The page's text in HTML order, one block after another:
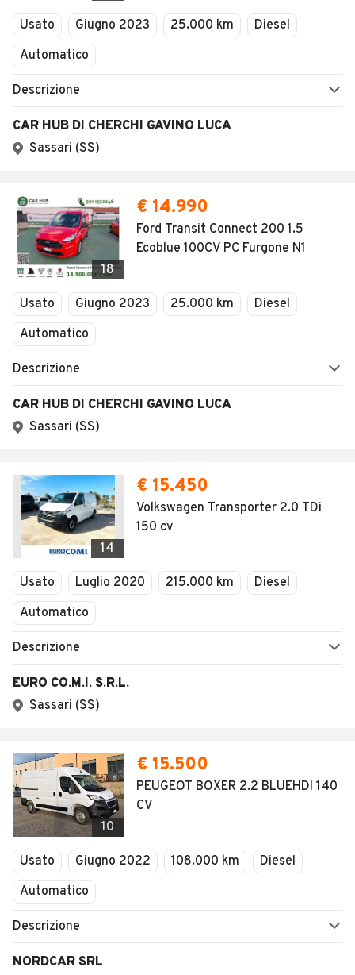
Usato Giugno 2023 25.000 km
Diesel
Automatico
Descrizione
CAR HUB DI CHERCHI GAVINO LUCA
Sassari (SS)
18
€ 14.990
Ford Transit Connect 200 1.5
Ecoblue 100CV PC Furgone N1
Usato Giugno 2023 25.000 km
Diesel
Automatico
Descrizione
CAR HUB DI CHERCHI GAVINO LUCA
Sassari (SS)
14
€ 15.450
Volkswagen Transporter 2.0 TDi
150 cv
Usato Luglio 2020 215.000 km
Diesel
Automatico
Descrizione
EURO CO.M.I. S.R.L.
Sassari (SS)
10
€ 15.500
PEUGEOT BOXER 2.2 BLUEHDI 140
CV
Usato Giugno 2022 108.000 km
Diesel
Automatico
Descrizione
NORDCAR SRL